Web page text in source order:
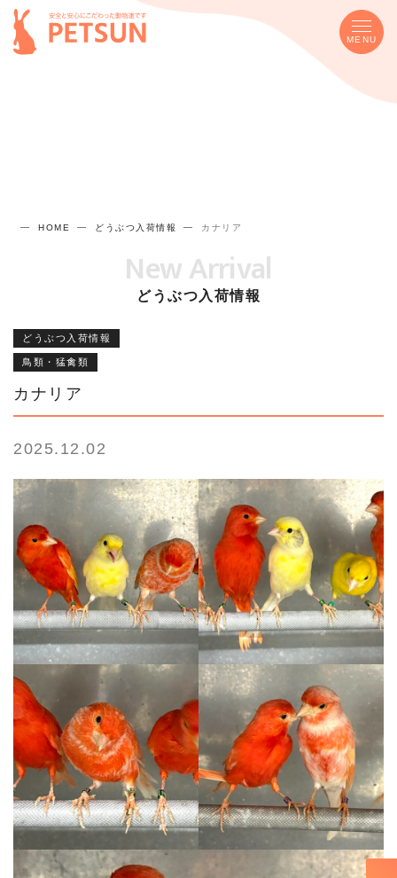
MENU
HOME どうぶつ入荷情報 カナリア
New Arrival
どうぶつ入荷情報
どうぶつ入荷情報
鳥類・猛禽類
カナリア
2025.12.02